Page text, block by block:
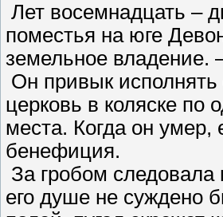
Лет восемнадцать –
поместья на юге
земельное владение.
Он привык исполнять
церковь в коляске по
места. Когда он умер,
бенефиция.
За гробом
его душе не суждено